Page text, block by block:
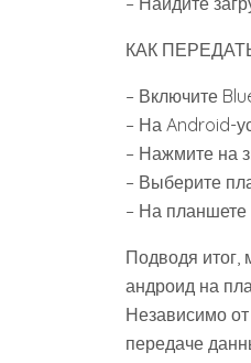
КАК
– Включите
– На Android-
– Нажмите на
– Выберите
– На планшете
Подводя итог,
андроид на
Независимо
передаче